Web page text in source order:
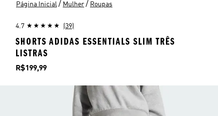
Página Inicial / Mulher / Roupas
4.7 (39)
SHORTS ADIDAS ESSENTIALS SLIM TRÊS
LISTRAS
Preço
R$199,99